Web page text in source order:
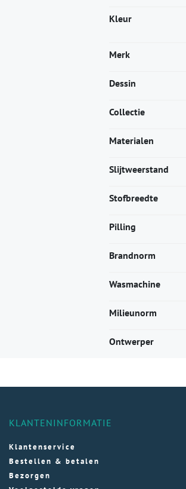
Kleur
Merk
Dessin
Collectie
Materialen
Slijtweerstand
Stofbreedte
Pilling
Brandnorm
Wasmachine
Milieunorm
Ontwerper
KLANTENINFORMATIE
Klantenservice
Bestellen & betalen
Bezorgen